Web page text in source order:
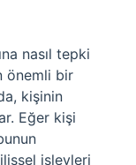
nasıl tepki
önemli bir
kişinin
Eğer kişi
işlevleri